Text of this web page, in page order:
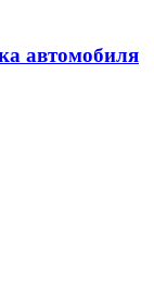
автомобиля